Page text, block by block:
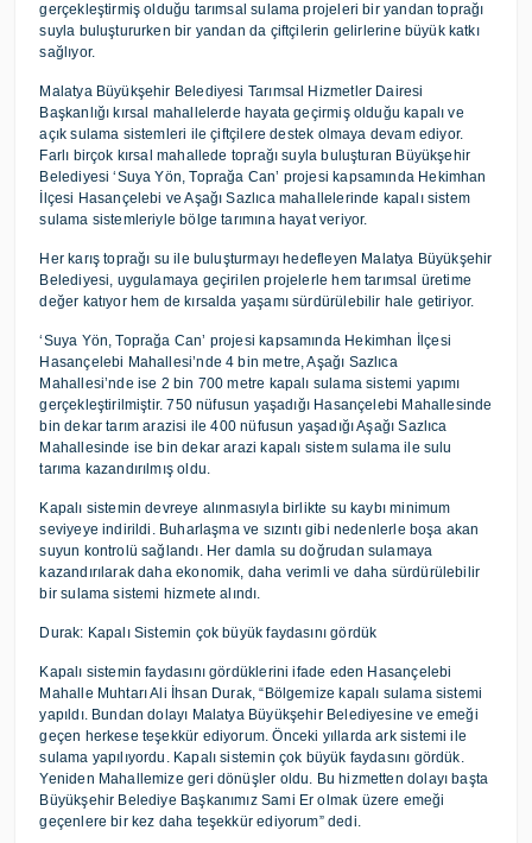
gerçekleştirmiş olduğu tarımsal sulama projeleri bir yandan toprağı
suyla buluştururken bir yandan da çiftçilerin gelirlerine büyük katkı
sağlıyor.
Malatya Büyükşehir Belediyesi Tarımsal Hizmetler Dairesi
Başkanlığı kırsal mahallelerde hayata geçirmiş olduğu kapalı ve
açık sulama sistemleri ile çiftçilere destek olmaya devam ediyor.
Farlı birçok kırsal mahallede toprağı suyla buluşturan Büyükşehir
Belediyesi ‘Suya Yön, Toprağa Can’ projesi kapsamında Hekimhan
İlçesi Hasançelebi ve Aşağı Sazlıca mahallelerinde kapalı sistem
sulama sistemleriyle bölge tarımına hayat veriyor.
Her karış toprağı su ile buluşturmayı hedefleyen Malatya Büyükşehir
Belediyesi, uygulamaya geçirilen projelerle hem tarımsal üretime
değer katıyor hem de kırsalda yaşamı sürdürülebilir hale getiriyor.
‘Suya Yön, Toprağa Can’ projesi kapsamında Hekimhan İlçesi
Hasançelebi Mahallesi’nde 4 bin metre, Aşağı Sazlıca
Mahallesi’nde ise 2 bin 700 metre kapalı sulama sistemi yapımı
gerçekleştirilmiştir. 750 nüfusun yaşadığı Hasançelebi Mahallesinde
bin dekar tarım arazisi ile 400 nüfusun yaşadığı Aşağı Sazlıca
Mahallesinde ise bin dekar arazi kapalı sistem sulama ile sulu
tarıma kazandırılmış oldu.
Kapalı sistemin devreye alınmasıyla birlikte su kaybı minimum
seviyeye indirildi. Buharlaşma ve sızıntı gibi nedenlerle boşa akan
suyun kontrolü sağlandı. Her damla su doğrudan sulamaya
kazandırılarak daha ekonomik, daha verimli ve daha sürdürülebilir
bir sulama sistemi hizmete alındı.
Durak: Kapalı Sistemin çok büyük faydasını gördük
Kapalı sistemin faydasını gördüklerini ifade eden Hasançelebi
Mahalle Muhtarı Ali İhsan Durak, “Bölgemize kapalı sulama sistemi
yapıldı. Bundan dolayı Malatya Büyükşehir Belediyesine ve emeği
geçen herkese teşekkür ediyorum. Önceki yıllarda ark sistemi ile
sulama yapılıyordu. Kapalı sistemin çok büyük faydasını gördük.
Yeniden Mahallemize geri dönüşler oldu. Bu hizmetten dolayı başta
Büyükşehir Belediye Başkanımız Sami Er olmak üzere emeği
geçenlere bir kez daha teşekkür ediyorum” dedi.